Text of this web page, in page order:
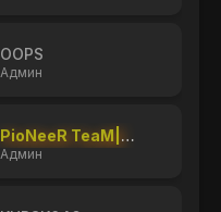
OOPS
Админ
PioNeeR TeaM|shishka
Админ